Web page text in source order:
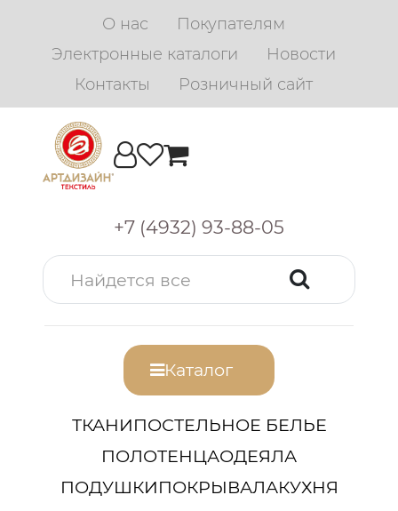
О нас
Покупателям
Электронные каталоги
Новости
Контакты
Розничный сайт
+7 (4932) 93-88-05
Каталог
ТКАНИПОСТЕЛЬНОЕ БЕЛЬЕ
ПОЛОТЕНЦАОДЕЯЛА
ПОДУШКИПОКРЫВАЛАКУХНЯ